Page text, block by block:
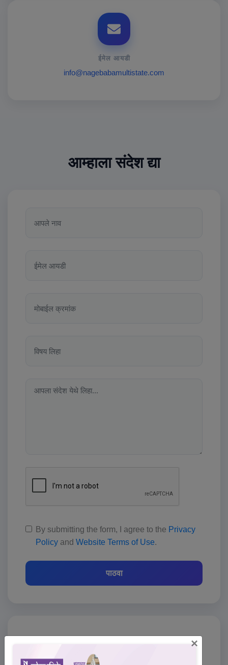
ईमेल आयडी
info@nagebabamultistate.com
आम्हाला संदेश द्या
By submitting the form, I agree to the Privacy
Policy and Website Terms of Use.
पाठवा
×